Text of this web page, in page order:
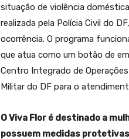
situação de violência
realizada pela Polícia Civil do
ocorrência. O programa
que atua como um botão de
Centro Integrado de
Militar do DF para o
O Viva Flor é destinado a
possuem medidas protetivas